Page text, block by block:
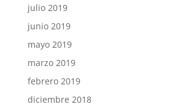
julio 2019
junio 2019
mayo 2019
marzo 2019
febrero 2019
diciembre 2018